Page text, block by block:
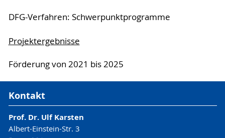
DFG-Verfahren: Schwerpunktprogramme
Projektergebnisse
Förderung von 2021 bis 2025
Kontakt
Prof. Dr. Ulf Karsten
Albert-Einstein-Str. 3